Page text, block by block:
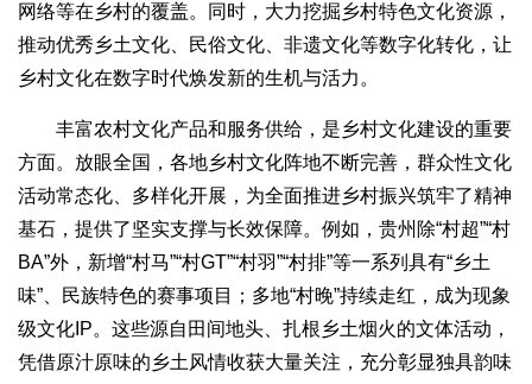
网络等在乡村的覆盖。同时，大力挖掘乡村特色文化资源，
推动优秀乡土文化、民俗文化、非遗文化等数字化转化，让
乡村文化在数字时代焕发新的生机与活力。
丰富农村文化产品和服务供给，是乡村文化建设的重要
方面。放眼全国，各地乡村文化阵地不断完善，群众性文化
活动常态化、多样化开展，为全面推进乡村振兴筑牢了精神
基石，提供了坚实支撑与长效保障。例如，贵州除“村超”“村
BA”外，新增“村马”“村GT”“村羽”“村排”等一系列具有“乡土
味”、民族特色的赛事项目；多地“村晚”持续走红，成为现象
级文化IP。这些源自田间地头、扎根乡土烟火的文体活动，
凭借原汁原味的乡土风情收获大量关注，充分彰显独具韵味